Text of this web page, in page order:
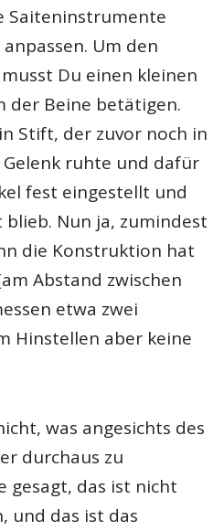
Saiteninstrumente
Um den
Du einen kleinen
der Beine betätigen.
Stift, der zuvor noch in
ruhte und dafür
fest eingestellt und
Nun ja, zumindest
die Konstruktion hat
Abstand zwischen
etwa zwei
Hinstellen aber keine
was angesichts des
durchaus zu
gesagt, das ist nicht
und das ist das